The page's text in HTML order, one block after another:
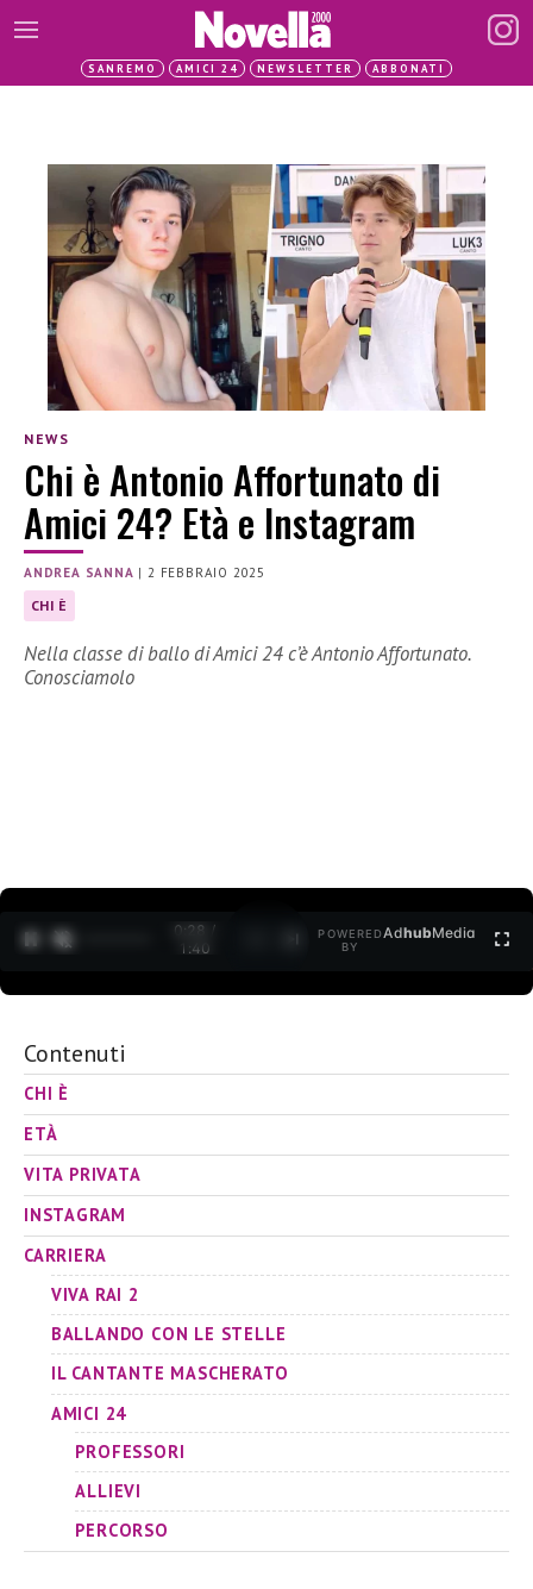
SANREMO AMICI 24 NEWSLETTER ABBONATI
NEWS
Chi è Antonio Affortunato di
Amici 24? Età e Instagram
ANDREA SANNA |2 FEBBRAIO 2025
CHI È
Nella classe di ballo di Amici 24 c’è Antonio Affortunato.
Conosciamolo
0:30 /
1:40
POWERED
BY
AdhubMedia
Contenuti
CHI È
ETÀ
VITA PRIVATA
INSTAGRAM
CARRIERA
VIVA RAI 2
BALLANDO CON LE STELLE
IL CANTANTE MASCHERATO
AMICI 24
PROFESSORI
ALLIEVI
PERCORSO